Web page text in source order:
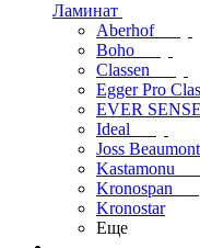
Ламинат
Aberhof
Boho
Classen
Egger Pro
EVER SENSE
Ideal
Joss Beaumont
Kastamonu
Kronospan
Kronostar
Еще